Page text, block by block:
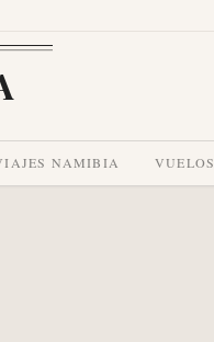
NAMIBIA VUELOS